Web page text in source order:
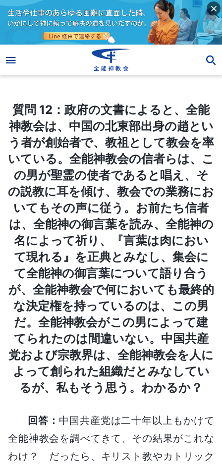
質問 12：政府の文書によると、全能
神教会は、中国の北東部出身の趙とい
う者が創始者で、教祖として教会を率
いている。全能神教会の信者らは、こ
の男が聖霊の使者であると唱え、そ
の説教に耳を傾け、教会での業務にお
いてもその声に従う。お前たち信者
は、全能神の御言葉を読み、全能神の
名によって祈り、『言葉は肉におい
て現れる』を正典とみなし、集会に
て全能神の御言葉について語り合う
が、全能神教会で何においても最終的
な決定権を持っているのは、この男
だ。全能神教会がこの男によって建
てられたのは間違いない。中国共産
党および宗教界は、全能神教会を人に
よって創られた組織だとみなしてい
るが、私もそう思う。わかるか？
回答： 中国共産党は二十年以上もかけて
全能神教会を調べてきて、その結果がこれな
わけ？ だったら、キリスト教やカトリック